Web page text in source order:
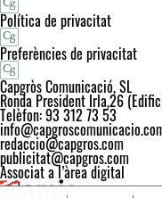
Política de privacitat
Preferències de privacitat
Capgròs Comunicació, SL
Ronda President Irla,26
Telèfon: 93 312 73 53
redaccio@capgros.com
publicitat@capgros.com
Associat a l’àrea digital